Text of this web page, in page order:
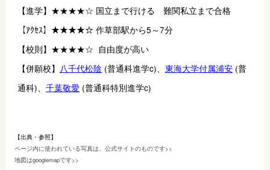
【進学】★★★★☆ 国立まで行ける　難関私立まで合格
【ｱｸｾｽ】★★★★☆ 作草部駅から5～7分
【校則】★★★★☆  自由度が高い
【併願校】 八千代松陰 (普通科進学c)、 東海大学付属浦安 (普
通科)、 千葉敬愛 (普通科特別進学c)
【出典・参照】
ページ内に使われている写真は、公式サイトのものです>>
地図はgooglemapです>>